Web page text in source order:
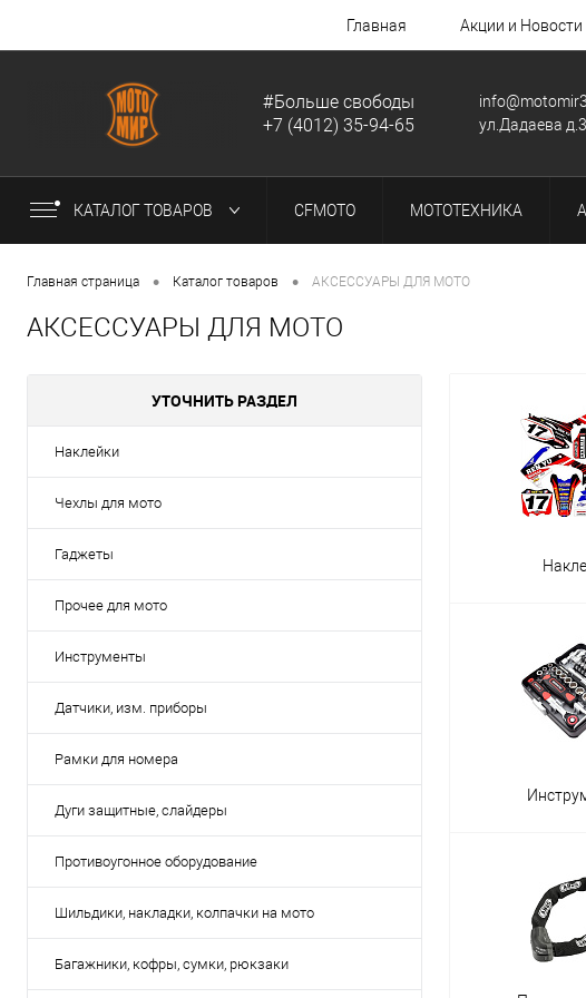
Главная Акции и Новости
#Больше свободы
+7 (4012) 35-94-65
ул.Дадаева
КАТАЛОГ ТОВАРОВ CFMOTO МОТОТЕХНИКА
Главная страница • Каталог товаров • АКСЕССУАРЫ ДЛЯ МОТО
АКСЕССУАРЫ ДЛЯ МОТО
УТОЧНИТЬ РАЗДЕЛ
Наклейки
Чехлы для мото
Гаджеты
Прочее для мото
Инструменты
Датчики, изм. приборы
Рамки для номера
Дуги защитные, слайдеры
Противоугонное оборудование
Шильдики, накладки, колпачки на мото
Багажники, кофры, сумки, рюкзаки